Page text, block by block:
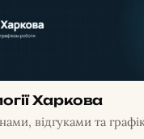
Харкова
відгуками та